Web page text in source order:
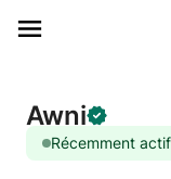
Awni
Récemment actif